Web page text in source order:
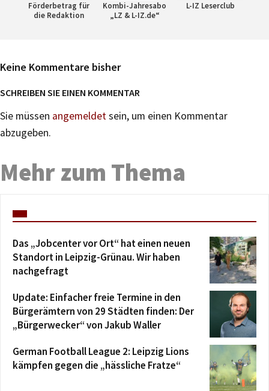
Förderbetrag für
die Redaktion
Kombi-Jahresabo
„LZ & L-IZ.de“
L-IZ Leserclub
Keine Kommentare bisher
SCHREIBEN SIE EINEN KOMMENTAR
Sie müssen angemeldetsein, um einen Kommentar
abzugeben.
Mehr zum Thema
Das „Jobcenter vor Ort“ hat einen neuen
Standort in Leipzig-Grünau. Wir haben
nachgefragt
Update: Einfacher freie Termine in den
Bürgerämtern von 29 Städten finden: Der
„Bürgerwecker“ von Jakub Waller
German Football League 2: Leipzig Lions
kämpfen gegen die „hässliche Fratze“